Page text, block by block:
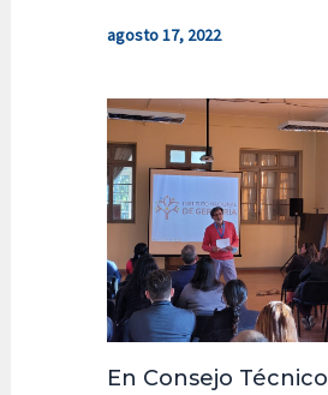
agosto 17, 2022
En Consejo Técnico